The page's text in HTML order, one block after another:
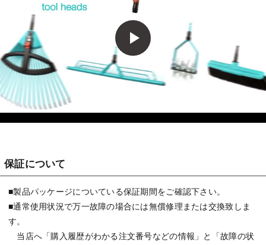
保証について
■製品パッケージについている保証期間をご確認下さい。
■通常使用状況で万一故障の場合には無償修理または交換致しま
す。
当店へ「購入履歴がわかる注文番号などの情報」と「故障の状